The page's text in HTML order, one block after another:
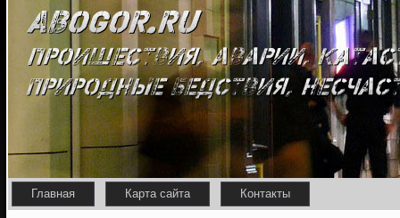
Главная Карта сайта Контакты